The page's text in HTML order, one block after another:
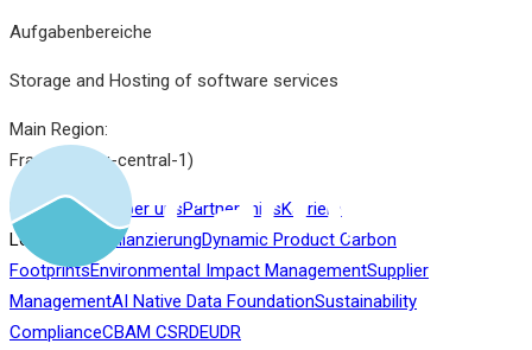
Aufgabenbereiche
Storage and Hosting of software services
Main Region:
Frankfurt (eu-central-1)
Unternehmen Über unsPartnershipsKarriere
Lösung
CO2-BilanzierungDynamic Product Carbon
FootprintsEnvironmental Impact ManagementSupplier
ManagementAI Native Data FoundationSustainability
ComplianceCBAM CSRDEUDR